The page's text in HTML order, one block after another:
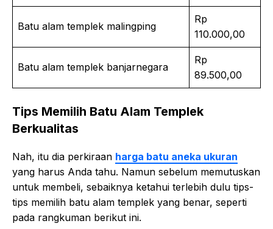
Batu alam templek malingping
Rp
110.000,00
Batu alam templek banjarnegara
Rp
89.500,00
Tips Memilih Batu Alam Templek
Berkualitas
Nah, itu dia perkiraan harga batu aneka ukuran
yang harus Anda tahu. Namun sebelum memutuskan
untuk membeli, sebaiknya ketahui terlebih dulu tips-
tips memilih batu alam templek yang benar, seperti
pada rangkuman berikut ini.